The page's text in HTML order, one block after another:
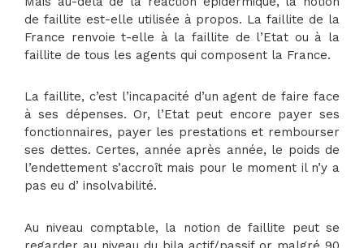
de faillite est-elle utilisée à propos. La faillite de la
France renvoie t-elle à la faillite de l’Etat ou à la
faillite de tous les agents qui composent la France.
La faillite, c’est l’incapacité d’un agent de faire face
à ses dépenses. Or, l’Etat peut encore payer ses
fonctionnaires, payer les prestations et rembourser
ses dettes. Certes, année après année, le poids de
l’endettement s’accroît mais pour le moment il n’y a
pas eu d’ insolvabilité.
Au niveau comptable, la notion de faillite peut se